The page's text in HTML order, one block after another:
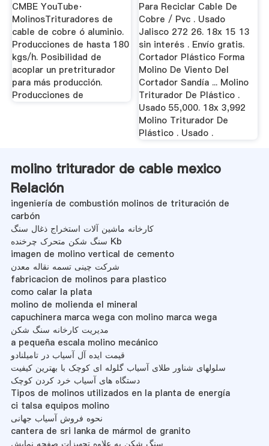
CMBE YouTube·
MolinosTrituradores de
cable de cobre ó aluminio.
Producciones de hasta 180
kgs/h. Posibilidad de
acoplar un pretriturador
para más producción.
Producciones de
Para Reciclar Cable De
Cobre / Pvc . Usado
Jalisco 272 26. 18x 15 13
sin interés . Envío gratis.
Cortador Plástico Forma
Molino De Viento Del
Cortador Sandía ... Molino
Triturador De Plástico .
Usado 55,000. 18x 3,992
Molino Triturador De
Plástico . Usado .
molino triturador de cable mexico
Relación
ingeniería de combustión molinos de trituración de
carbón
کارخانه ماشین آلات استخراج ذغال سنگ
سنگ شکن متحرک چرخنده Kb
imagen de molino vertical de cemento
شرکت چینی تسمه نقاله معدن
fabricacion de molinos para plastico
como calar la plata
molino de molienda el mineral
capuchinera marca wega con molino marca wega
مدیریت کارخانه سنگ شکن
a pequeña escala molino mecánico
قیمت ایده آل آسیاب در تامیلنادو
سلولهای شناور طلای آسیاب گلوله ای کوچک با بهترین کیفیت
دستگاه های آسیاب خرد کردن کوچک
Tipos de molinos utilizados en la planta de energía
ci talsa equipos molino
نحوه فروش آسیاب جهانی
cantera de sri lanka de mármol de granito
سنگ شکن به علاوه تجهیزات صفحه نمایش